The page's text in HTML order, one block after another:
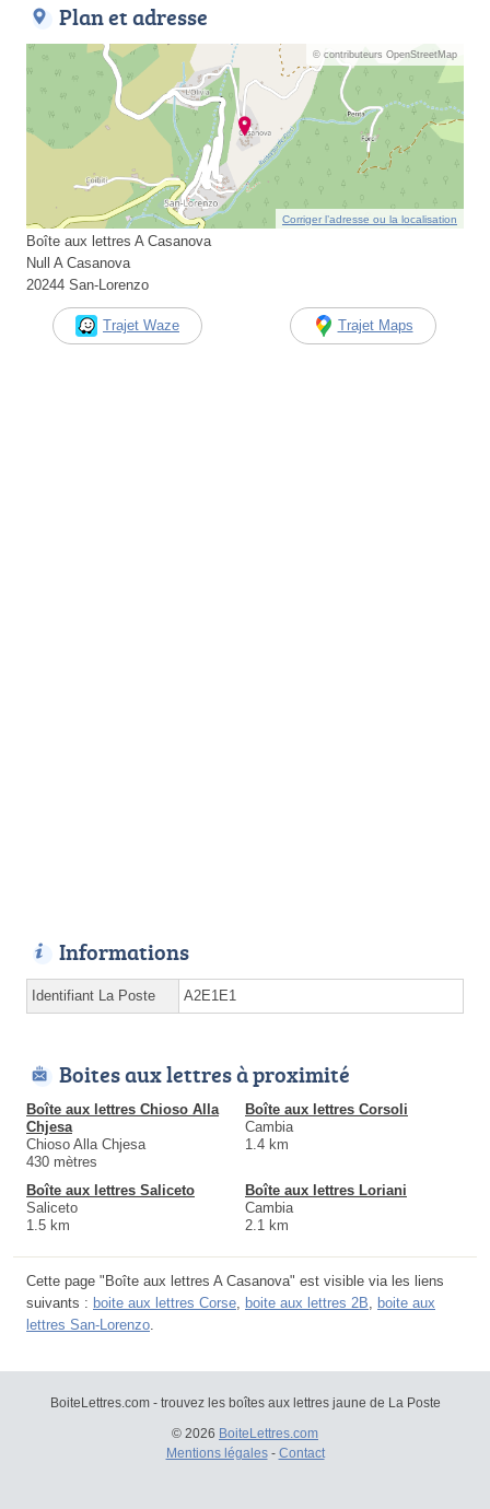
Plan et adresse
© contributeurs OpenStreetMap
Corriger l’adresse ou la localisation
Boîte aux lettres A Casanova
Null A Casanova
20244 San-Lorenzo
Trajet Waze Trajet Maps
Informations
Identifiant La Poste A2E1E1
Boites aux lettres à proximité
Boîte aux lettres Chioso Alla
Chjesa
Chioso Alla Chjesa
430 mètres
Boîte aux lettres Corsoli
Cambia
1.4 km
Boîte aux lettres Saliceto
Saliceto
1.5 km
Boîte aux lettres Loriani
Cambia
2.1 km
Cette page "Boîte aux lettres A Casanova" est visible via les liens
suivants : boite aux lettres Corse boite aux lettres 2B
boite aux
lettres San-Lorenzo
BoiteLettres.com - trouvez les boîtes aux lettres jaune de La Poste
© 2026 BoiteLettres.com
Mentions légales- Contact